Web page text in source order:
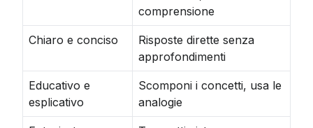
comprensione
Chiaro e conciso
Risposte dirette senza
approfondimenti
Educativo e
esplicativo
Scomponi i concetti, usa le
analogie